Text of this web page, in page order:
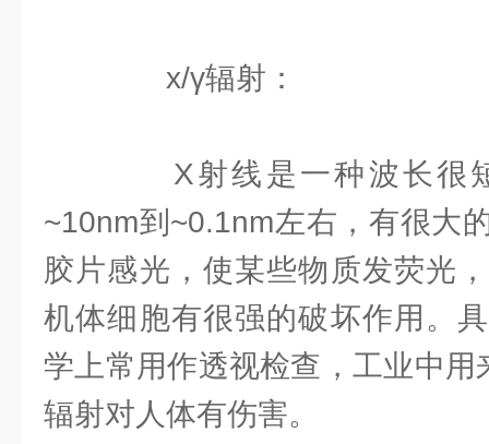
x/γ辐射：
X射线是一种波长很
~10nm到~0.1nm左右，有很大
胶片感光，使某些物质发荧光
机体细胞有很强的破坏作用。
学上常用作透视检查，工业中
辐射对人体有伤害。